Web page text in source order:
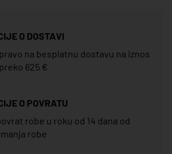
O DOSTAVI
na besplatnu dostavu na iznos
625 €
O POVRATU
robe u roku od 14 dana od
robe